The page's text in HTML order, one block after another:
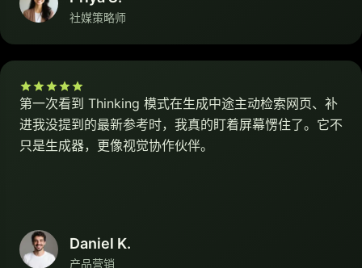
社媒策略师
第一次看到 Thinking 模式在生成中途主动检索网页、补
进我没提到的最新参考时，我真的盯着屏幕愣住了。它不
只是生成器，更像视觉协作伙伴。
Daniel K.
产品营销